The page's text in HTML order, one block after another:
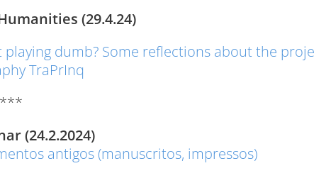
(29.4.24)
dumb? Some reflections about the
TraPrInq
***
(24.2.2024)
antigos (manuscritos, impressos)